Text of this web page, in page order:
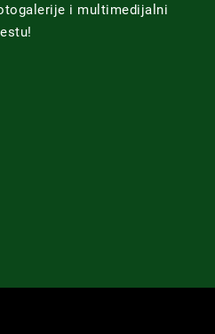
i multimedijalni